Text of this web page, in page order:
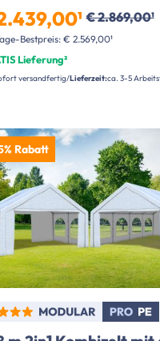
€ 2.869,00¹
Bestpreis: € 2.569,00¹
Lieferung²
Lieferzeit:ca. 3-5
versandfertig
Rabatt